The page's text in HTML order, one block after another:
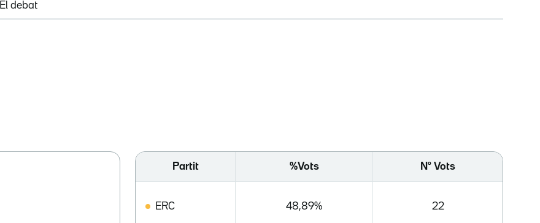
El debat
Partit %Vots Nº Vots
ERC 48,89% 22